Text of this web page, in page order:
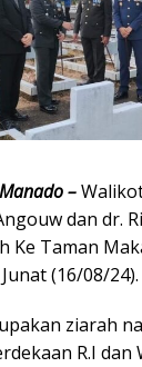
–
dan dr.
Ke Taman
(16/08/24).
ziarah
R.I